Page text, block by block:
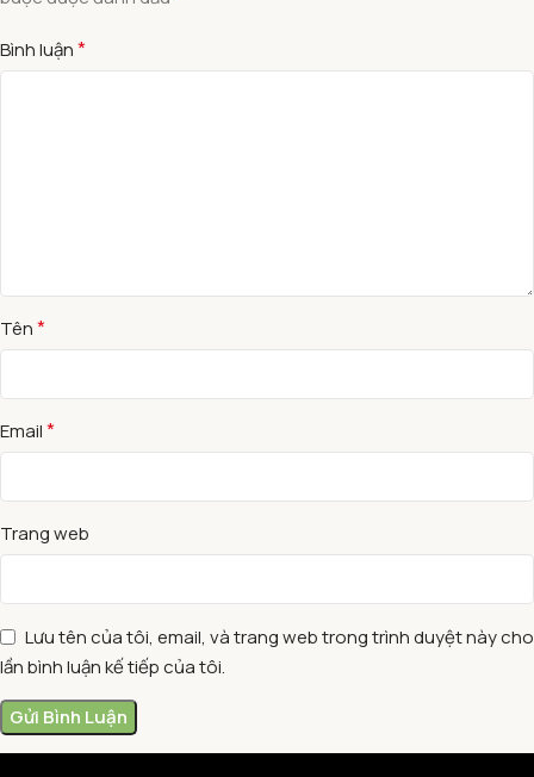
Bình luận*
Tên*
Email*
Trang web
Lưu tên của tôi, email, và trang web trong trình duyệt này cho
lần bình luận kế tiếp của tôi.